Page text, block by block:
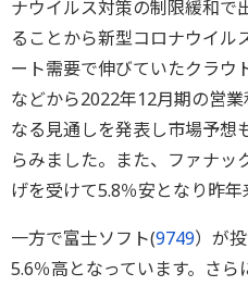
ナウイルス対策の制限緩和で
ることから新型コロナウイル
ート需要で伸びていたクラウ
などから2022年12月期の営
なる見通しを発表し市場予想
らみました。また、ファナッ
げを受けて5.8％安となり昨年
一方で富士ソフト(9749）が
5.6％高となっています。さ